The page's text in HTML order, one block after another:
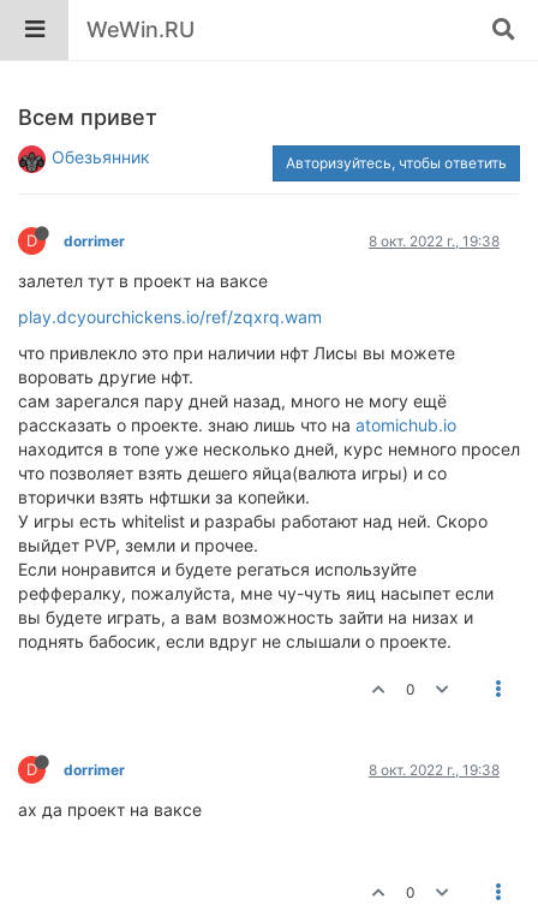
WeWin.RU
Всем привет
Обезьянник Авторизуйтесь, чтобы ответить
D dorrimer 8 окт. 2022 г., 19:38
залетел тут в проект на ваксе
play.dcyourchickens.io/ref/zqxrq.wam
что привлекло это при наличии нфт Лисы вы можете
воровать другие нфт.
сам зарегался пару дней назад, много не могу ещё
рассказать о проекте. знаю лишь что на atomichub.io
находится в топе уже несколько дней, курс немного просел
что позволяет взять дешего яйца(валюта игры) и со
вторички взять нфтшки за копейки.
У игры есть whitelist и разрабы работают над ней. Скоро
выйдет PVP, земли и прочее.
Если нонравится и будете регаться используйте
реффералку, пожалуйста, мне чу-чуть яиц насыпет если
вы будете играть, а вам возможность зайти на низах и
поднять бабосик, если вдруг не слышали о проекте.
0
D dorrimer 8 окт. 2022 г., 19:38
ах да проект на ваксе
0